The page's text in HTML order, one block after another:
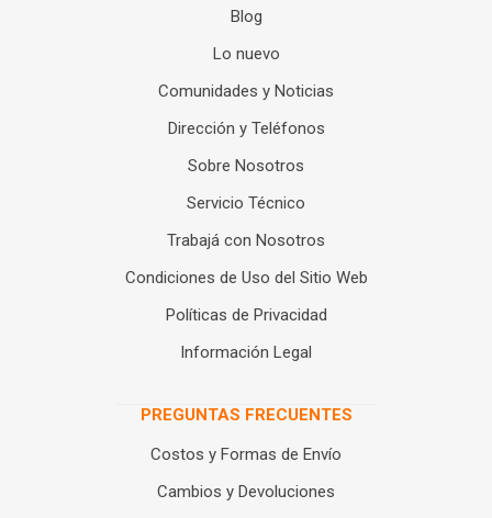
Blog
Lo nuevo
Comunidades y Noticias
Dirección y Teléfonos
Sobre Nosotros
Servicio Técnico
Trabajá con Nosotros
Condiciones de Uso del Sitio Web
Políticas de Privacidad
Información Legal
PREGUNTAS FRECUENTES
Costos y Formas de Envío
Cambios y Devoluciones